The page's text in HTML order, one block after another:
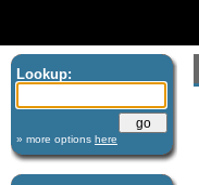
Lookup:
» more options here